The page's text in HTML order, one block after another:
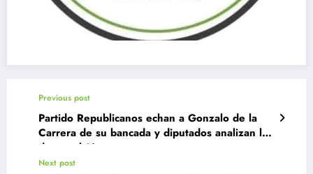
Previous post
Partido Republicanos echan a Gonzalo de la
Carrera de su bancada y diputados analizan ley
de expulsión
Next post